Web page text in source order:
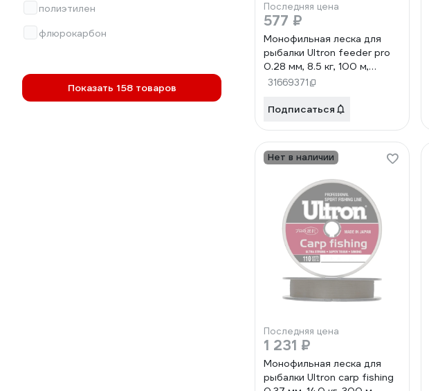
полиэтилен
флюрокарбон
Показать 158 товаров
Последняя цена
577 ₽
Монофильная леска для
рыбалки Ultron feeder pro
0.28 мм, 8.5 кг, 100 м,
черная pkn07775
31669371
Подписаться
Нет в наличии
Последняя цена
1 231 ₽
Монофильная леска для
рыбалки Ultron carp fishing